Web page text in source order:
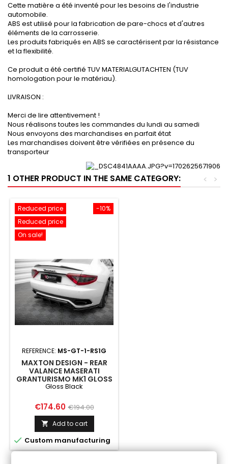
Cette matière a été inventé pour les besoins de l'industrie
automobile.
ABS est utilisé pour la fabrication de pare-chocs et d'autres
éléments de la carrosserie.
Les produits fabriqués en ABS se caractérisent par la résistance
et la flexibilité.
Ce produit a été certifié TUV MATERIALGUTACHTEN (TUV
homologation pour le matériau).
LIVRAISON :
Merci de lire attentivement !
Nous réalisons toutes les commandes du lundi au samedi
Nous envoyons des marchandises en parfait état
Les marchandises doivent être vérifiées en présence du
transporteur
1 OTHER PRODUCT IN THE SAME CATEGORY: >
<
-10%
Reduced price
Reduced price
On sale!
REFERENCE: MS-GT-1-RS1G
MAXTON DESIGN - REAR
VALANCE MASERATI
GRANTURISMO MK1 GLOSS
BLACK
Gloss Black
Price
€174.60 Regular
price
€194.00
 Add to cart
 Custom manufacturing